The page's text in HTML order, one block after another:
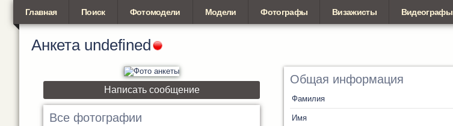
Главная Поиск Фотомодели Модели Фотографы Визажисты Видеографы
Анкета undefined
Написать сообщение
Все фотографии
Общая информация
Фамилия
Имя